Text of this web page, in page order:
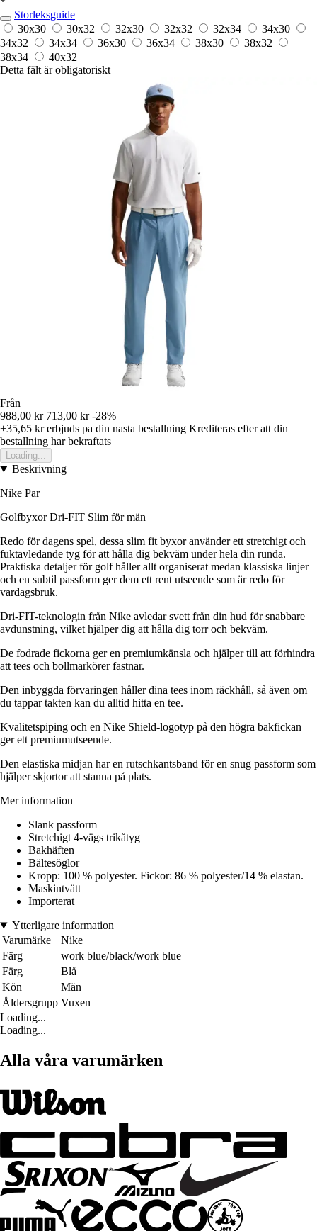
Storleksguide
30x30
30x32 32x30 32x32 32x34
34x30
34x32
34x34 36x30 36x34 38x30
38x32
38x34
40x32
Detta fält är obligatoriskt
Från
988,00 kr 713,00 kr -28%
+35,65 krerbjuds pa din nasta bestallning Krediteras efter att din
bestallning har bekraftats
Loading...
Beskrivning
Nike Par
Golfbyxor Dri-FIT Slim för män
Redo för dagens spel, dessa slim fit byxor använder ett stretchigt och
fuktavledande tyg för att hålla dig bekväm under hela din runda.
Praktiska detaljer för golf håller allt organiserat medan klassiska linjer
och en subtil passform ger dem ett rent utseende som är redo för
vardagsbruk.
Dri-FIT-teknologin från Nike avledar svett från din hud för snabbare
avdunstning, vilket hjälper dig att hålla dig torr och bekväm.
De fodrade fickorna ger en premiumkänsla och hjälper till att förhindra
att tees och bollmarkörer fastnar.
Den inbyggda förvaringen håller dina tees inom räckhåll, så även om
du tappar takten kan du alltid hitta en tee.
Kvalitetspiping och en Nike Shield-logotyp på den högra bakfickan
ger ett premiumutseende.
Den elastiska midjan har en rutschkantsband för en snug passform som
hjälper skjortor att stanna på plats.
Mer information
Slank passform
Stretchigt 4-vägs trikåtyg
Bakhäften
Bältesöglor
Kropp: 100 % polyester. Fickor: 86 % polyester/14 % elastan.
Maskintvätt
Importerat
Ytterligare information
Varumärke
Nike
Färg
work blue/black/work blue
Färg
Blå
Kön
Män
Åldersgrupp Vuxen
Loading...
Loading...
Alla våra varumärken